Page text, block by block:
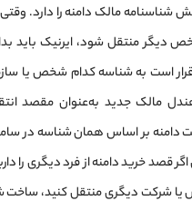
منتقل شود، ایرنیک باید
است به شناسه کدام شخص یا
مالک جدید به‌عنوان مقصد
دامنه بر اساس همان شناسه در
قصد خرید دامنه از فرد دیگری را
یا شرکت دیگری منتقل کنید، ساخت